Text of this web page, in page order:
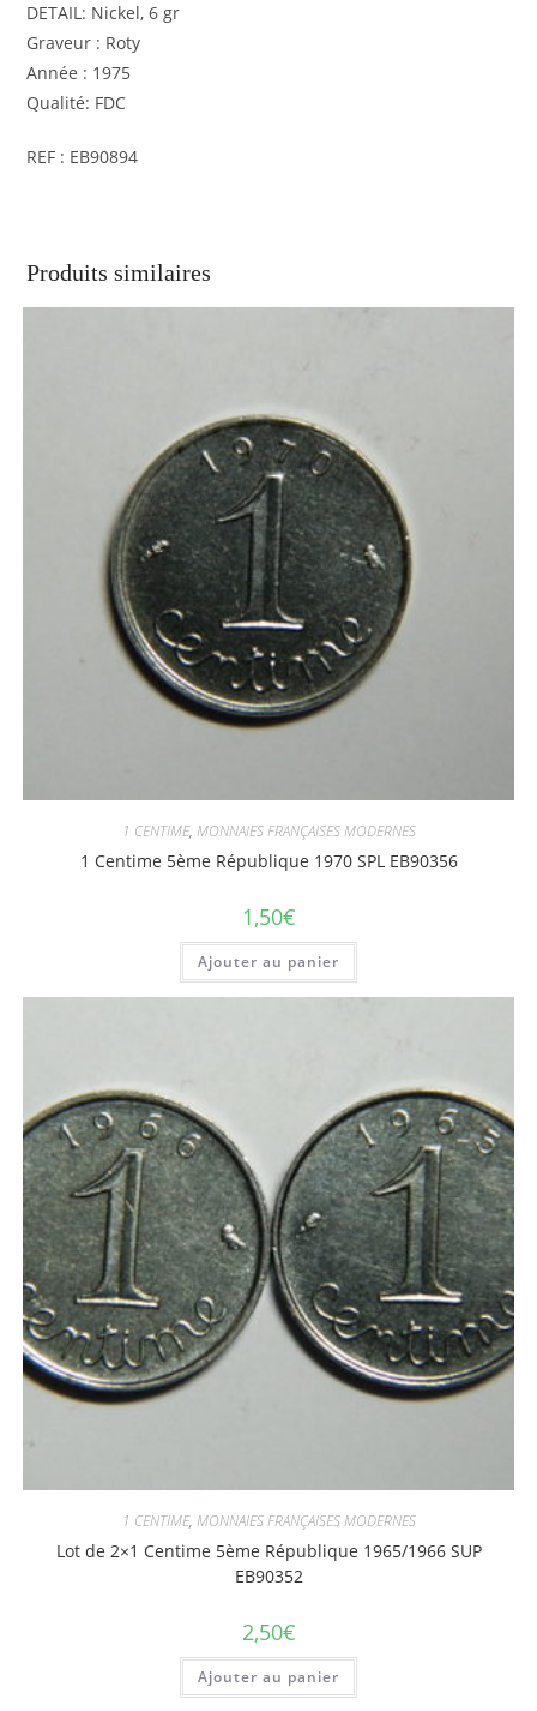
DETAIL: Nickel, 6 gr
Graveur : Roty
Année : 1975
Qualité: FDC
REF : EB90894
Produits similaires
1 CENTIME, MONNAIES FRANÇAISES MODERNES
1 Centime 5ème République 1970 SPL EB90356
1,50€
Ajouter au panier
1 CENTIME, MONNAIES FRANÇAISES MODERNES
Lot de 2×1 Centime 5ème République 1965/1966 SUP
EB90352
2,50€
Ajouter au panier